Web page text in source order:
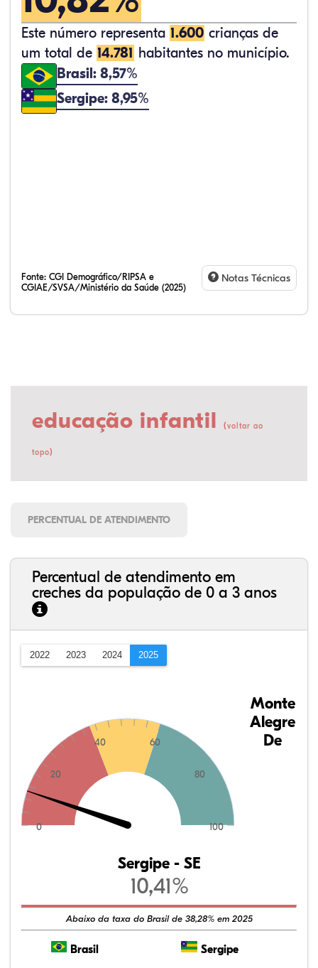
Este número representa 1.600 crianças de
um total de 14.781 habitantes no município.
Brasil: 8,57%
Sergipe: 8,95%
Fonte: CGI Demográfico/RIPSA e
CGIAE/SVSA/Ministério da Saúde (2025)
Notas Técnicas
educação infantil (voltar ao
topo)
PERCENTUAL DE ATENDIMENTO
Percentual de atendimento em
creches da população de 0 a 3 anos
2022 2023 2024 2025
0
20
40 60
80
100
Monte
Alegre
De
Sergipe - SE
10,41%
Abaixo da taxa do Brasil de 38,28% em 2025
Brasil Sergipe